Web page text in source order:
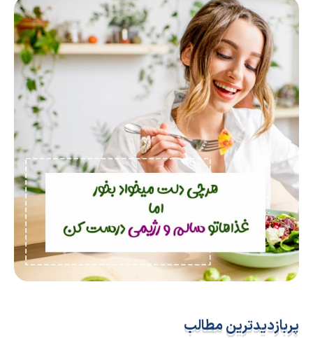
پربازدیدترین مطالب